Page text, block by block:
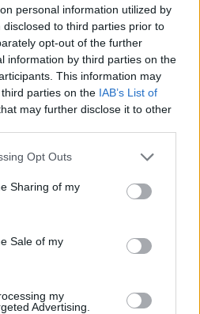
personal information utilized by
to third parties prior to
opt-out of the further
information by third parties on the
This information may
parties on the IAB’s List of
may further disclose it to other
Opt Outs
Sharing of my
Sale of my
my
Advertising.
apygardos
liudytojus,
ir remiasi paskirtų
– skelbiama pranešime.
Lenkija Rodyti daugiau žymių
vartotojų